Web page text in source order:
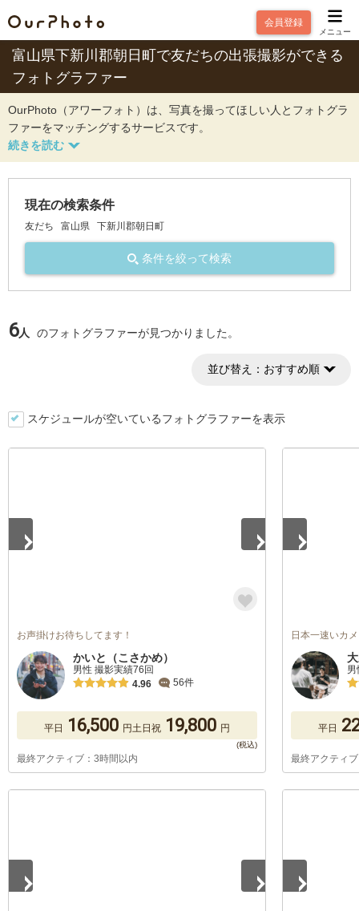
会員登録
メニュー
富山県下新川郡朝日町で友だちの出張撮影ができる
フォトグラファー
OurPhoto（アワーフォト）は、写真を撮ってほしい人とフォトグラ
ファーをマッチングするサービスです。
現在の検索条件
友だち 富山県 下新川郡朝日町
条件を絞って検索
6人 のフォトグラファーが見つかりました。
並び替え： おすすめ順
スケジュールが空いているフォトグラファーを表示
お声掛けお待ちしてます！
かいと（こさかめ）
男性 撮影実績76回
4.96
56件
平日 16,500 円土日祝 19,800 円
最終アクティブ：3時間以内
日本一速いカ
平日
最終アクティ